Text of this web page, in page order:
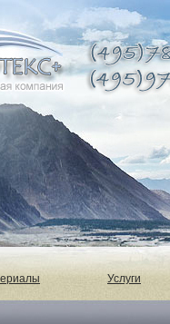
Услуги